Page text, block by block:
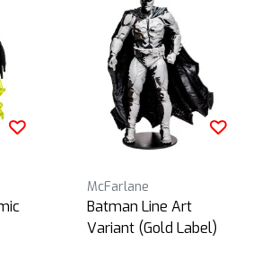
McFarlane
Batman Line Art
Variant (Gold Label)